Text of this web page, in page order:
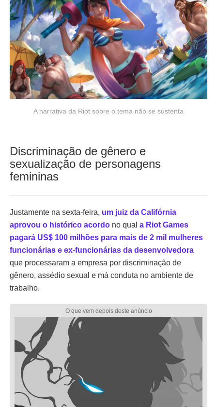
A narrativa da Riot sobre o tema não se sustenta
Discriminação de gênero e
sexualização de personagens
femininas
Justamente na sexta-feira, um juiz da Califórnia
aprovou o histórico acordo no qual a Riot Games
pagará US$ 100 milhões para mais de 2 mil mulheres
funcionárias e ex-funcionárias da desenvolvedora
que processaram a empresa por discriminação de
gênero, assédio sexual e má conduta no ambiente de
trabalho.